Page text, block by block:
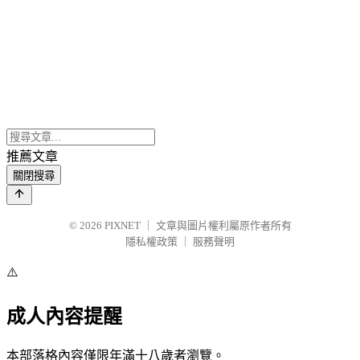
推薦文章
關閉搜尋
© 2026 PIXNET
文章與圖片權利屬原作者所有
隱私權政策
服務聲明
⚠️
成人內容提醒
本部落格內容僅限年滿十八歲者瀏覽。